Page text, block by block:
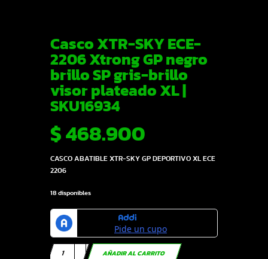
Casco XTR-SKY ECE-
2206 Xtrong GP negro
brillo SP gris-brillo
visor plateado XL |
SKU16934
$ 468.900
CASCO ABATIBLE XTR-SKY GP DEPORTIVO XL ECE
2206
18 disponibles
Casco
AÑADIR AL CARRITO